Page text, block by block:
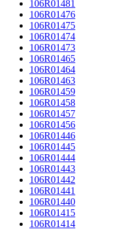
106R01481
106R01476
106R01475
106R01474
106R01473
106R01465
106R01464
106R01463
106R01459
106R01458
106R01457
106R01456
106R01446
106R01445
106R01444
106R01443
106R01442
106R01441
106R01440
106R01415
106R01414